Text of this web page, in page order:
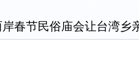
春节民俗庙会让台湾乡